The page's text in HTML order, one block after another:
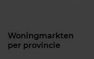
Woningmarkten
per provincie